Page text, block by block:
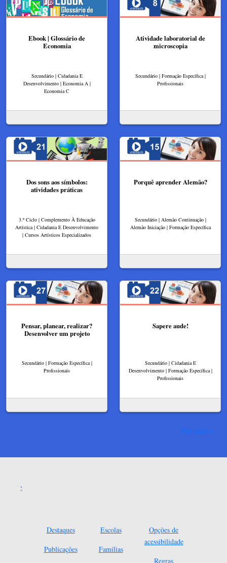
Ebook | Glossário de
Economia
Secundário | Cidadania E
Desenvolvimento | Economia A |
Economia C
Atividade laboratorial de
microscopia
Secundário | Formação Específica |
Profissionais
Dos sons aos símbolos:
atividades práticas
3.º Ciclo | Complemento À Educação
Artística | Cidadania E Desenvolvimento
| Cursos Artísticos Especializados
Porquê aprender Alemão?
Secundário | Alemão Continuação |
Alemão Iniciação | Formação Específica
Pensar, planear, realizar?
Desenvolver um projeto
Secundário | Formação Específica |
Profissionais
Sapere aude!
Secundário | Cidadania E
Desenvolvimento | Formação Específica |
Profissionais
Ver mais
Destaques
Publicações
Escolas
Famílias
Opções de
acessibilidade
Regras